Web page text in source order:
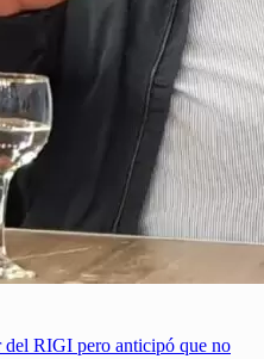
del RIGI pero anticipó que no